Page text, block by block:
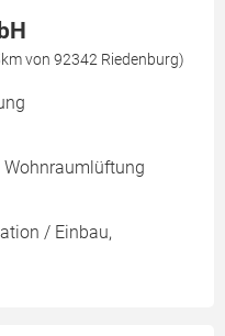
von 92342 Riedenburg)
Wohnraumlüftung
/ Einbau,